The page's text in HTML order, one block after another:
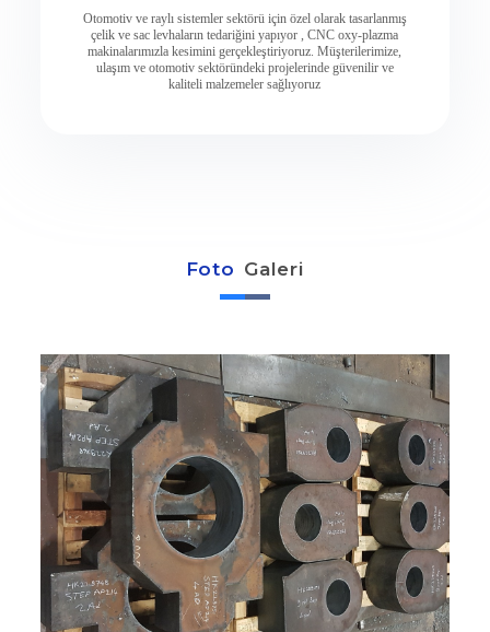
Otomotiv ve raylı sistemler sektörü için özel olarak tasarlanmış
çelik ve sac levhaların tedariğini yapıyor , CNC oxy-plazma
makinalarımızla kesimini gerçekleştiriyoruz. Müşterilerimize,
ulaşım ve otomotiv sektöründeki projelerinde güvenilir ve
kaliteli malzemeler sağlıyoruz
Foto Galeri